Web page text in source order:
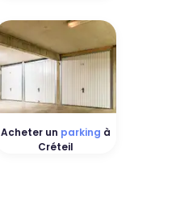
Acheter un parking à
Créteil